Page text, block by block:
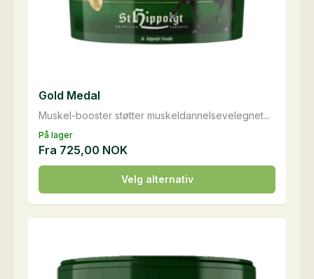
På lager
Muskel-booster støtter muskeldannelsevelegnet...
Gold Medal
Fra 725,00 NOK
Velg alternativ
Dette
produktet
har
Alternativene